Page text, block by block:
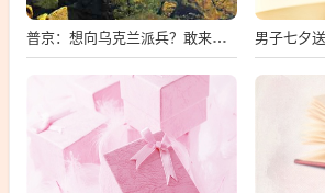
普京：想向乌克兰派兵？敢来就打，普京，敢派兵到乌克兰，将面临严厉反击